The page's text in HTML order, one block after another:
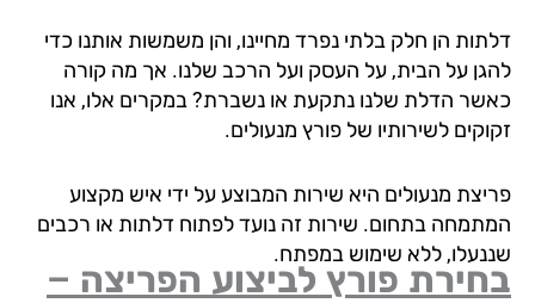
הן חלק בלתי נפרד מחיינו, והן משמשות אותנו כדי
על הבית, על העסק ועל הרכב שלנו. אך מה קורה
הדלת שלנו נתקעת או נשברת? במקרים אלו, אנו
לשירותיו של פורץ מנעולים.
מנעולים היא שירות המבוצע על ידי איש מקצוע
בתחום. שירות זה נועד לפתוח דלתות או רכבים
ללא שימוש במפתח.
פורץ לביצוע הפריצה –